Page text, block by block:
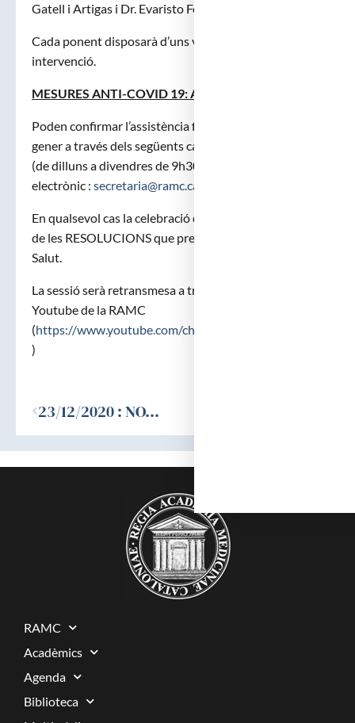
Gatell i Artigas i Dr. Evaristo Feliu i Frasnedo .
Cada ponent disposarà d’uns vint minuts per a la seva
intervenció.
MESURES ANTI-COVID 19: Aforament limitat
Poden confirmar l’assistència fins el divendres 23 de
gener a través dels següents canals : tel. 93.317.16.86
(de dilluns a divendres de 9h30 a 14h.) ; correu
electrònic : secretaria@ramc.cat
En qualsevol cas la celebració de la sessió dependrà
de les RESOLUCIONS que prengui el Departament de
Salut.
La sessió serà retransmesa a través del canal de
Youtube de la RAMC
(https://www.youtube.com/channel/
)
23/12/2020 : NOVETATS PUBLICACIONS RAMC
RAMC
Acadèmics
Agenda
Biblioteca